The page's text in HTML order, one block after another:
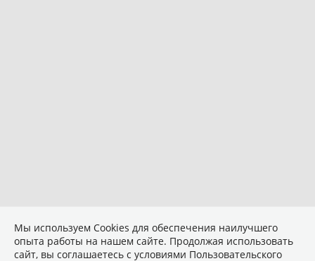
Мы используем Сookies для обеспечения наилучшего
опыта работы на нашем сайте. Продолжая использовать
сайт, вы соглашаетесь с условиями Пользовательского